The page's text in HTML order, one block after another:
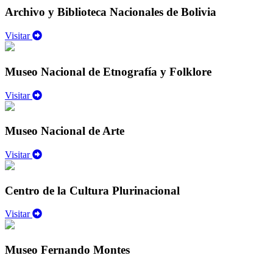
Archivo y Biblioteca Nacionales de Bolivia
Visitar
Museo Nacional de Etnografía y Folklore
Visitar
Museo Nacional de Arte
Visitar
Centro de la Cultura Plurinacional
Visitar
Museo Fernando Montes